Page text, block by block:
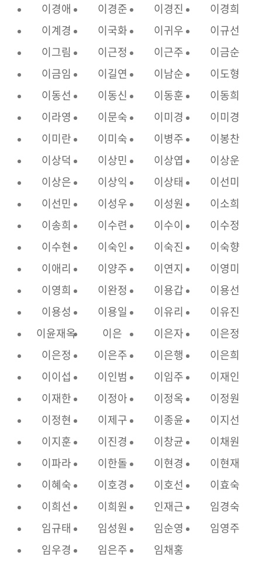
이경애
이경준 이경진
이경희
이계경
이국화 이귀우
이규선
이그림
이근정 이근주
이금순
이금임
이길연 이남순
이도형
이동선
이동신 이동훈
이동희
이라영
이문숙 이미경
이미경
이미란
이미숙 이병주
이봉찬
이상덕
이상민 이상엽
이상운
이상은
이상익 이상태
이선미
이선민
이성우 이성원
이소희
이송희
이수련 이수이
이수정
이수현
이숙인 이숙진
이숙향
이애리
이양주 이연지
이영미
이영희
이완정 이용갑
이용선
이용성
이용일 이유리
이유진
이윤재옥
이은 이은자
이은정
이은정
이은주 이은행
이은희
이이섭
이인범 이임주
이재인
이재한
이정아 이정옥
이정원
이정현
이제구 이종윤
이지선
이지훈
이진경 이창균
이채원
이파라
이한돌 이현경
이현재
이혜숙
이호경 이호선
이효숙
이희선
이희원 인재근
임경숙
임규태
임성원 임순영
임영주
임우경
임은주 임채홍